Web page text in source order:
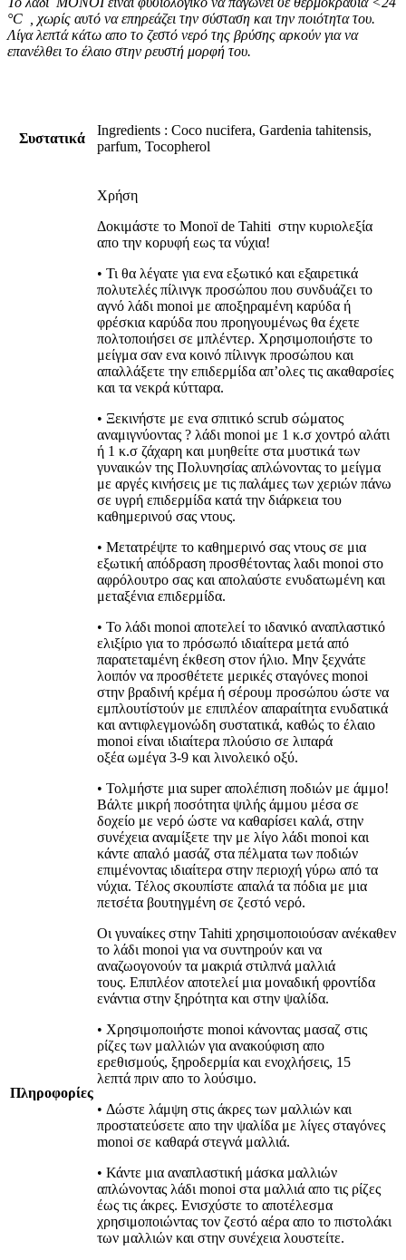
°C , χωρίς αυτό να επηρεάζει την σύσταση και την ποιότητα του.
Λίγα λεπτά κάτω απο το ζεστό νερό της βρύσης αρκούν για να
επανέλθει το έλαιο στην ρευστή μορφή του.
Συστατικά
Ingredients : Coco nucifera, Gardenia tahitensis,
parfum, Tocopherol
Πληροφορίες
Χρήση
Δοκιμάστε το Monoï de Tahiti στην κυριολεξία
απο την κορυφή εως τα νύχια!
• Τι θα λέγατε για ενα εξωτικό και εξαιρετικά
πολυτελές πίλινγκ προσώπου που συνδυάζει το
αγνό λάδι monoi με αποξηραμένη καρύδα ή
φρέσκια καρύδα που προηγουμένως θα έχετε
πολτοποιήσει σε μπλέντερ. Χρησιμοποιήστε το
μείγμα σαν ενα κοινό πίλινγκ προσώπου και
απαλλάξετε την επιδερμίδα απ’ολες τις ακαθαρσίες
και τα νεκρά κύτταρα.
• Ξεκινήστε με ενα σπιτικό scrub σώματος
αναμιγνύοντας ? λάδι monoi με 1 κ.σ χοντρό αλάτι
ή 1 κ.σ ζάχαρη και μυηθείτε στα μυστικά των
γυναικών της Πολυνησίας απλώνοντας το μείγμα
με αργές κινήσεις με τις παλάμες των χεριών πάνω
σε υγρή επιδερμίδα κατά την διάρκεια του
καθημερινού σας ντους.
• Μετατρέψτε το καθημερινό σας ντους σε μια
εξωτική απόδραση προσθέτοντας λαδι monoi στο
αφρόλουτρο σας και απολαύστε ενυδατωμένη και
μεταξένια επιδερμίδα.
• Το λάδι monoi αποτελεί το ιδανικό αναπλαστικό
ελιξίριο για το πρόσωπό ιδιαίτερα μετά από
παρατεταμένη έκθεση στον ήλιο. Μην ξεχνάτε
λοιπόν να προσθέτετε μερικές σταγόνες monoi
στην βραδινή κρέμα ή σέρουμ προσώπου ώστε να
εμπλουτίστούν με επιπλέον απαραίτητα ενυδατικά
και αντιφλεγμονώδη συστατικά, καθώς το έλαιο
monoi είναι ιδιαίτερα πλούσιο σε λιπαρά
οξέα ωμέγα 3-9 και λινολεικό οξύ.
• Τολμήστε μια super απολέπιση ποδιών με άμμο!
Βάλτε μικρή ποσότητα ψιλής άμμου μέσα σε
δοχείο με νερό ώστε να καθαρίσει καλά, στην
συνέχεια αναμίξετε την με λίγο λάδι monoi και
κάντε απαλό μασάζ στα πέλματα των ποδιών
επιμένοντας ιδιαίτερα στην περιοχή γύρω από τα
νύχια. Τέλος σκουπίστε απαλά τα πόδια με μια
πετσέτα βουτηγμένη σε ζεστό νερό.
Οι γυναίκες στην Tahiti χρησιμοποιούσαν ανέκαθεν
το λάδι monoi για να συντηρούν και να
αναζωογονούν τα μακριά στιλπνά μαλλιά
τους. Επιπλέον αποτελεί μια μοναδική φροντίδα
ενάντια στην ξηρότητα και στην ψαλίδα.
• Χρησιμοποιήστε monoi κάνοντας μασαζ στις
ρίζες των μαλλιών για ανακούφιση απο
ερεθισμούς, ξηροδερμία και ενοχλήσεις, 15
λεπτά πριν απο το λούσιμο.
• Δώστε λάμψη στις άκρες των μαλλιών και
προστατεύσετε απο την ψαλίδα με λίγες σταγόνες
monoi σε καθαρά στεγνά μαλλιά.
• Κάντε μια αναπλαστική μάσκα μαλλιών
απλώνοντας λάδι monoi στα μαλλιά απο τις ρίζες
έως τις άκρες. Ενισχύστε το αποτέλεσμα
χρησιμοποιώντας τον ζεστό αέρα απο το πιστολάκι
των μαλλιών και στην συνέχεια λουστείτε.